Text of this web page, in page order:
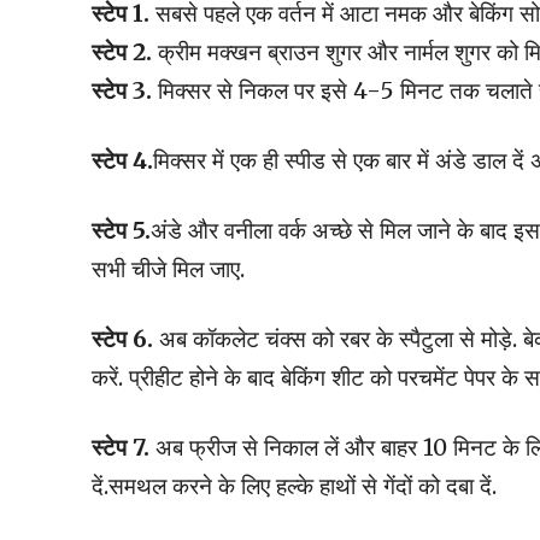
स्टेप 1. सबसे पहले एक वर्तन में आटा नमक और बेकिंग
स्टेप 2.क्रीम मक्खन ब्राउन शुगर और नार्मल शुगर को
स्टेप 3. मिक्सर से निकल पर इसे 4-5 मिनट तक चलाते
स्टेप 4.मिक्सर में एक ही स्पीड से एक बार में अंडे डाल दें
स्टेप 5.अंडे और वनीला वर्क अच्छे से मिल जाने के बाद
सभी चीजे मिल जाए.
स्टेप 6. अब कॉकलेट चंक्स को रबर के स्पैटुला से मोड़े.
करें. प्रीहीट होने के बाद बेकिंग शीट को परचमेंट पेपर के
स्टेप 7. अब फ्रीज से निकाल लें और बाहर 10 मिनट के
दें.समथल करने के लिए हल्के हाथों से गेंदों को दबा दें.